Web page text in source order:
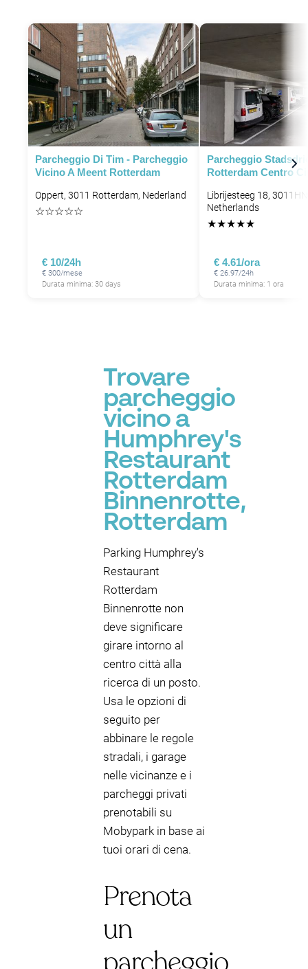
P
P
Parcheggio Di Tim - Parcheggio
Vicino A Meent Rotterdam
Oppert, 3011 Rotterdam, Nederland
☆☆☆☆☆
€ 10/24h
€ 300/mese
Durata minima: 30 days
Parcheggio
Rotterdam Centro
Librijesteeg 18,
Netherlands
★★★★★
€ 4.61/ora
€ 26.97/24h
Durata minima: 1 ora
Trovare
parcheggio
vicino a
Humphrey's
Restaurant
Rotterdam
Binnenrotte,
Rotterdam
Parking Humphrey's
Restaurant
Rotterdam
Binnenrotte non
deve significare
girare intorno al
centro città alla
ricerca di un posto.
Usa le opzioni di
seguito per
abbinare le regole
stradali, i garage
nelle vicinanze e i
parcheggi privati
prenotabili su
Mobypark in base ai
tuoi orari di cena.
Prenota
un